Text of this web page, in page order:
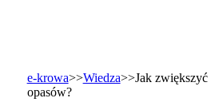
e-krowa>>Wiedza>>Jak
opasów?